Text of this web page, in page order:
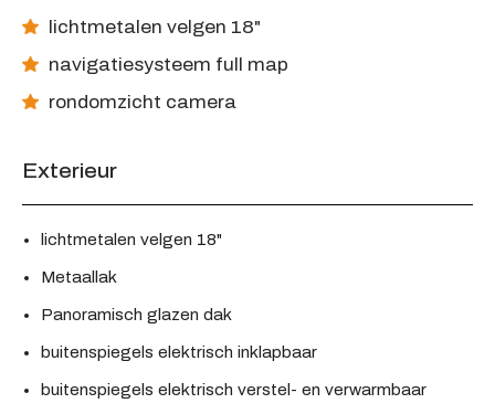
lichtmetalen velgen 18"
navigatiesysteem full map
rondomzicht camera
Exterieur
lichtmetalen velgen 18"
Metaallak
Panoramisch glazen dak
buitenspiegels elektrisch inklapbaar
buitenspiegels elektrisch verstel- en verwarmbaar